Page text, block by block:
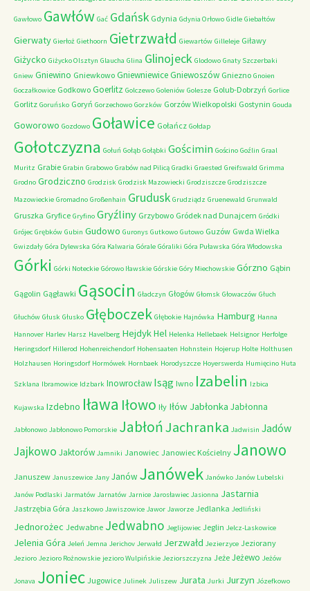
Gawłowo Gawłów Gać Gdańsk Gdynia Gdynia Orłowo Gidle Giebałtów
Gierwaty Gierłoż Giethoorn Gietrzwałd Giewartów Gilleleje Giławy
Giżycko Giżycko Olsztyn Glaucha Glina Glinojeck Glodowo Gnaty Szczerbaki
Gniew Gniewino Gniewkowo GniewniewiceGniewoszów Gniezno Gnoien
Goczałkowice Godkowo Goerlitz Golczewo Goleniów Golesze Golub-Dobrzyń Gorlice
Gorlitz Goruńsko Goryń Gorzechowo Gorzków Gorzów Wielkopolski Gostynin Gouda
Goworowo Gozdowo Goławice Gołańcz Gołdap
Gołotczyzna Gołuń Gołąb Gołąbki Gościmin Gościno Goźlin Graal
Muritz Grabie Grabin Grabowo Grabów nad Pilicą Gradki Graested Greifswald Grimma
Grodno Grodziczno Grodzisk Grodzisk Mazowiecki Grodziszcze Grodziszcze
Mazowieckie Gromadno Großenhain Grudusk Grudziądz Gruenewald Grunwald
Gruszka Gryfice Gryfino Gryźliny Grzybowo Gródek nad Dunajcem Gródki
Grójec Grębków Gubin Gudowo Guronys Gutkowo Gutowo Guzów Gwda Wielka
Gwizdały Góra Dylewska Góra Kalwaria Górale Góraliki Góra Puławska Góra Włodowska
Górki Górki Noteckie Górowo Iławskie Górskie Góry Miechowskie Górzno Gąbin
Gągolin Gągławki Gąsocin Gładczyn Głogów Głomsk Głowaczów Głuch
Głuchów Głusk Głusko Głęboczek Głębokie Hajnówka Hamburg Hanna
Hannover Harlev Harsz Havelberg HejdykHel Helenka Hellebaek Helsignor Herfolge
Heringsdorf Hillerod Hohenreichendorf Hohensaaten Hohnstein Hojerup Holte Holthusen
Holzhausen Horingsdorf Hormówek Hornbaek Horodyszcze Hoyerswerda Humięcino Huta
Szklana Ibramowice Idzbark Inowrocław Isąg Iwno Izabelin Izbica
Kujawska Izdebno Iława Iłowo Iły Iłów Jabłonka Jabłonna
Jabłonowo Jabłonowo Pomorskie JabłońJachranka Jadwisin Jadów
Jajkowo Jaktorów Jamniki Janowiec Janowiec Kościelny Janowo
Januszew Januszewice Jany Janów Janówek Janówko Janów Lubelski
Janów Podlaski Jarmatów Jarnatów Jarnice Jarosławiec Jasionna Jastarnia
Jastrzębia Góra Jaszkowo Jawiszowice Jawor Jaworze Jedlanka Jedliński
Jednorożec Jedwabne Jedwabno Jeglijowiec Jeglin Jelcz-Laskowice
Jelenia Góra Jeleń Jemna Jerichov Jerwałd Jerzwałd Jezierzyce Jeziorany
Jezioro Jezioro Rożnowskie jezioro Wulpińskie Jeziorszczyzna Jeże Jeżewo Jeżów
Jonava Joniec Jugowice Julinek Juliszew Jurata Jurki Jurzyn Józefkowo